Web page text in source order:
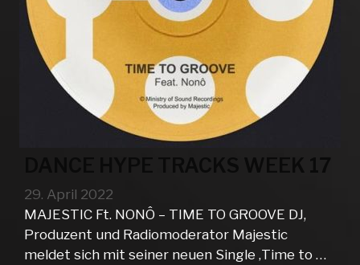
29. April 2022
MAJESTIC Ft. NONÔ – TIME TO GROOVE DJ,
Produzent und Radiomoderator Majestic
meldet sich mit seiner neuen Single ‚Time to …